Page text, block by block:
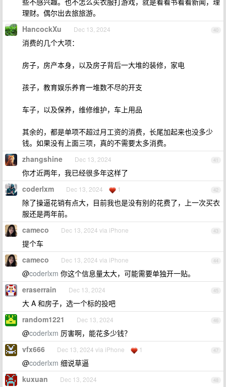
理财。偶尔出去旅旅游。
40
HancockXu Dec 13, 2024
消费的几个大项：
房子，房产本身，以及房子背后一大堆的装修，家电
孩子，教育娱乐养育一堆数不尽的开支
车子，以及保养，维修维护，车上用品
其余的，都是单项不超过月工资的消费，长尾加起来也没多少
钱。如果没有上面三项，真的不需要太多消费。
41
zhangshine Dec 13, 2024
你才近两年，我已经很多年这样了
42
coderlxm Dec 13, 2024 1
除了操逼花销有点大，目前我也是没有别的花费了，上一次买衣
服还是两年前。
43
cameco Dec 13, 2024 via iPhone
提个车
44
cameco Dec 13, 2024 via iPhone
@coderlxm 你这个信息量太大，可能需要单独开一贴。
45
eraserrain Dec 13, 2024
大 A 和房子，选一个标的投吧
46
random1221 Dec 13, 2024
@coderlxm 厉害啊，能花多少钱？
47
vfx666 Dec 13, 2024 via iPhone 1
@coderlxm 细说草逼
48
kuxuan Dec 13, 2024